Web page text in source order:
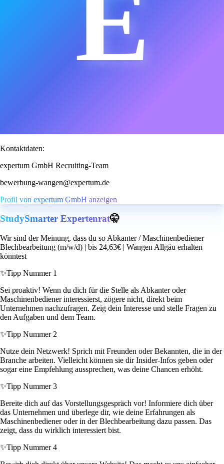
Kontaktdaten:
expertum GmbH Recruiting-Team
bewerbung-wangen@expertum.de
Profil von expertum GmbH anzeigen
StudySmarter Expertenrat🤫
Wir sind der Meinung, dass du so Abkanter / Maschinenbediener
Blechbearbeitung (m/w/d) | bis 24,63€ | Wangen Allgäu erhalten
könntest
✨Tipp Nummer 1
Sei proaktiv! Wenn du dich für die Stelle als Abkanter oder
Maschinenbediener interessierst, zögere nicht, direkt beim
Unternehmen nachzufragen. Zeig dein Interesse und stelle Fragen zu
den Aufgaben und dem Team.
✨Tipp Nummer 2
Nutze dein Netzwerk! Sprich mit Freunden oder Bekannten, die in der
Branche arbeiten. Vielleicht können sie dir Insider-Infos geben oder
sogar eine Empfehlung aussprechen, was deine Chancen erhöht.
✨Tipp Nummer 3
Bereite dich auf das Vorstellungsgespräch vor! Informiere dich über
das Unternehmen und überlege dir, wie deine Erfahrungen als
Maschinenbediener oder in der Blechbearbeitung dazu passen. Das
zeigt, dass du wirklich interessiert bist.
✨Tipp Nummer 4